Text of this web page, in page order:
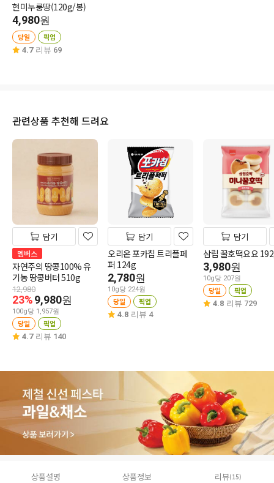
현미누룽땅(120g/봉)
4,980원
당일 픽업
4.7 리뷰 69
관련상품 추천해 드려요
담기
멤버스
자연주의 땅콩100% 유
기농 땅콩버터 510g
12,980
23%9,980원
100g당 1,957원
당일 픽업
4.7 리뷰 140
담기
오리온 포카칩 트리플페
퍼 124g
2,780원
10g당 224원
당일 픽업
4.8 리뷰 4
담기
삼립 꿀호떡요요
3,980원
10g당 207원
당일 픽업
4.8 리뷰 729
상품설명 상품정보 리뷰(15)